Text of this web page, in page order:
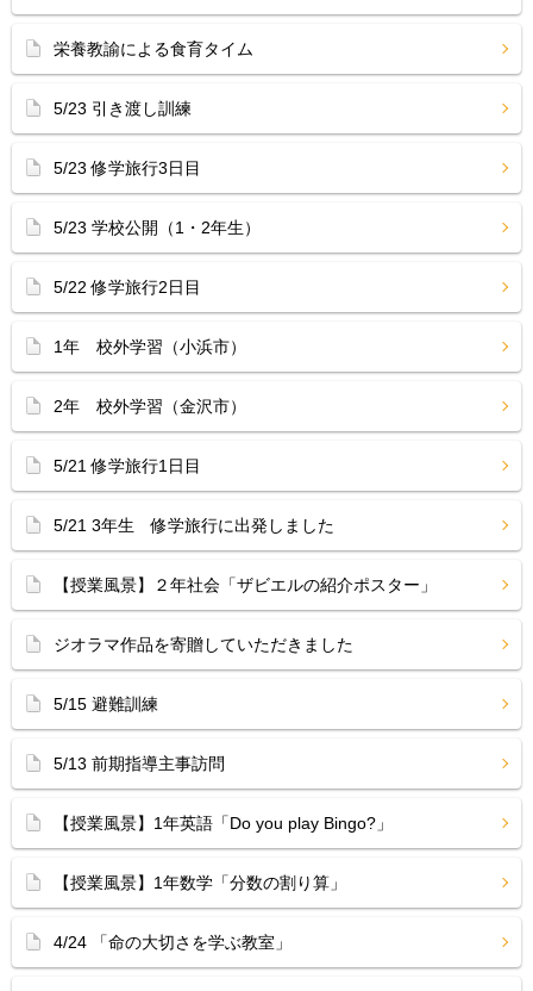
栄養教諭による食育タイム
5/23 引き渡し訓練
5/23 修学旅行3日目
5/23 学校公開（1・2年生）
5/22 修学旅行2日目
1年 校外学習（小浜市）
2年 校外学習（金沢市）
5/21 修学旅行1日目
5/21 3年生 修学旅行に出発しました
【授業風景】２年社会「ザビエルの紹介ポスター」
ジオラマ作品を寄贈していただきました
5/15 避難訓練
5/13 前期指導主事訪問
【授業風景】1年英語「Do you play Bingo?」
【授業風景】1年数学「分数の割り算」
4/24 「命の大切さを学ぶ教室」